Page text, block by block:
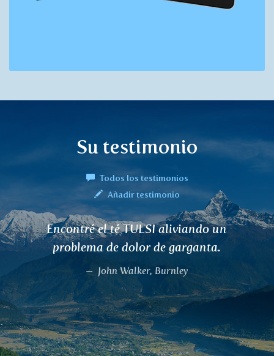
Su testimonio
Todos los testimonios
Añadir testimonio
Encontré el té TULSI aliviando un
problema de dolor de garganta.
John Walker, Burnley